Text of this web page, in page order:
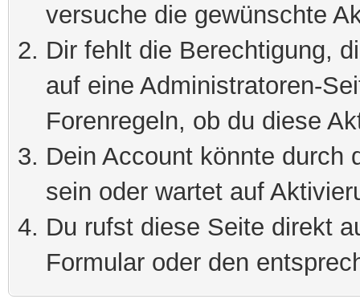
versuche die gewünschte
Dir fehlt die Berechtigung,
auf eine Administratoren-
Forenregeln, ob du diese
Dein Account könnte durch
sein oder wartet auf
Du rufst diese Seite direkt
Formular oder den